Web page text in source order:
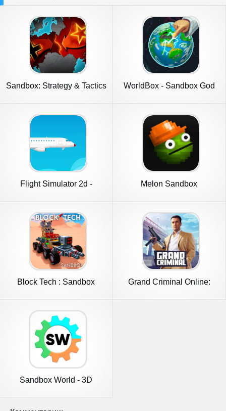
Sandbox: Strategy & Tactics
WorldBox - Sandbox God
Flight Simulator 2d -
Melon Sandbox
Block Tech : Sandbox
Grand Criminal Online:
Sandbox World - 3D